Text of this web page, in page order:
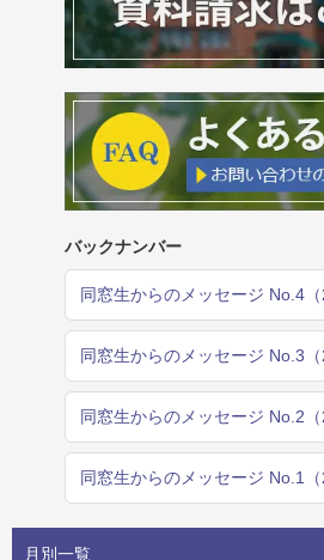
バックナンバー
同窓生からのメッセージ No.4（
同窓生からのメッセージ No.3（
同窓生からのメッセージ No.2（
同窓生からのメッセージ No.1（
月別一覧